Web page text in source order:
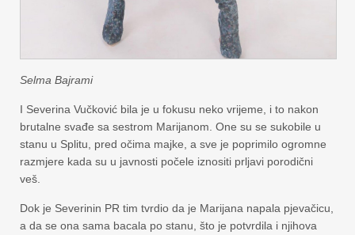
Selma Bajrami
I Severina Vučković bila je u fokusu neko vrijeme, i to nakon
brutalne svađe sa sestrom Marijanom. One su se sukobile u
stanu u Splitu, pred očima majke, a sve je poprimilo ogromne
razmjere kada su u javnosti počele iznositi prljavi porodični
veš.
Dok je Severinin PR tim tvrdio da je Marijana napala pjevačicu,
a da se ona sama bacala po stanu, što je potvrdila i njihova